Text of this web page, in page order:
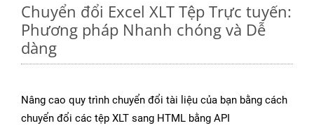
Chuyển đổi Excel XLT Tệp Trực tuyến:
Phương pháp Nhanh chóng và Dễ
dàng
Nâng cao quy trình chuyển đổi tài liệu của bạn bằng cách
chuyển đổi các tệp XLT sang HTML bằng API